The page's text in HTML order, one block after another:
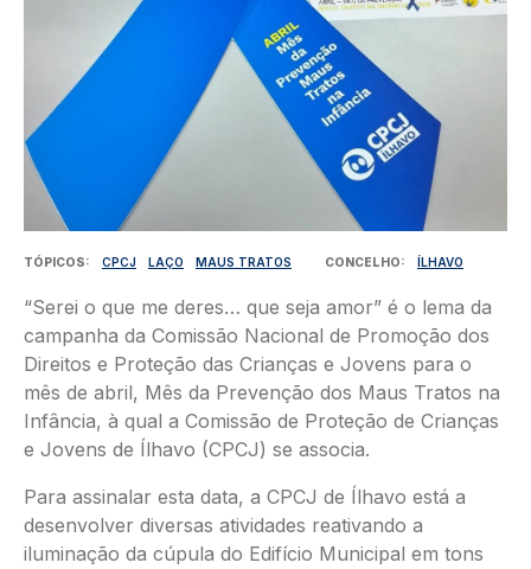
TÓPICOS CPCJ LAÇO MAUS TRATOS CONCELHO ÍLHAVO
“Serei o que me deres… que seja amor” é o lema da
campanha da Comissão Nacional de Promoção dos
Direitos e Proteção das Crianças e Jovens para o
mês de abril, Mês da Prevenção dos Maus Tratos na
Infância, à qual a Comissão de Proteção de Crianças
e Jovens de Ílhavo (CPCJ) se associa.
Para assinalar esta data, a CPCJ de Ílhavo está a
desenvolver diversas atividades reativando a
iluminação da cúpula do Edifício Municipal em tons